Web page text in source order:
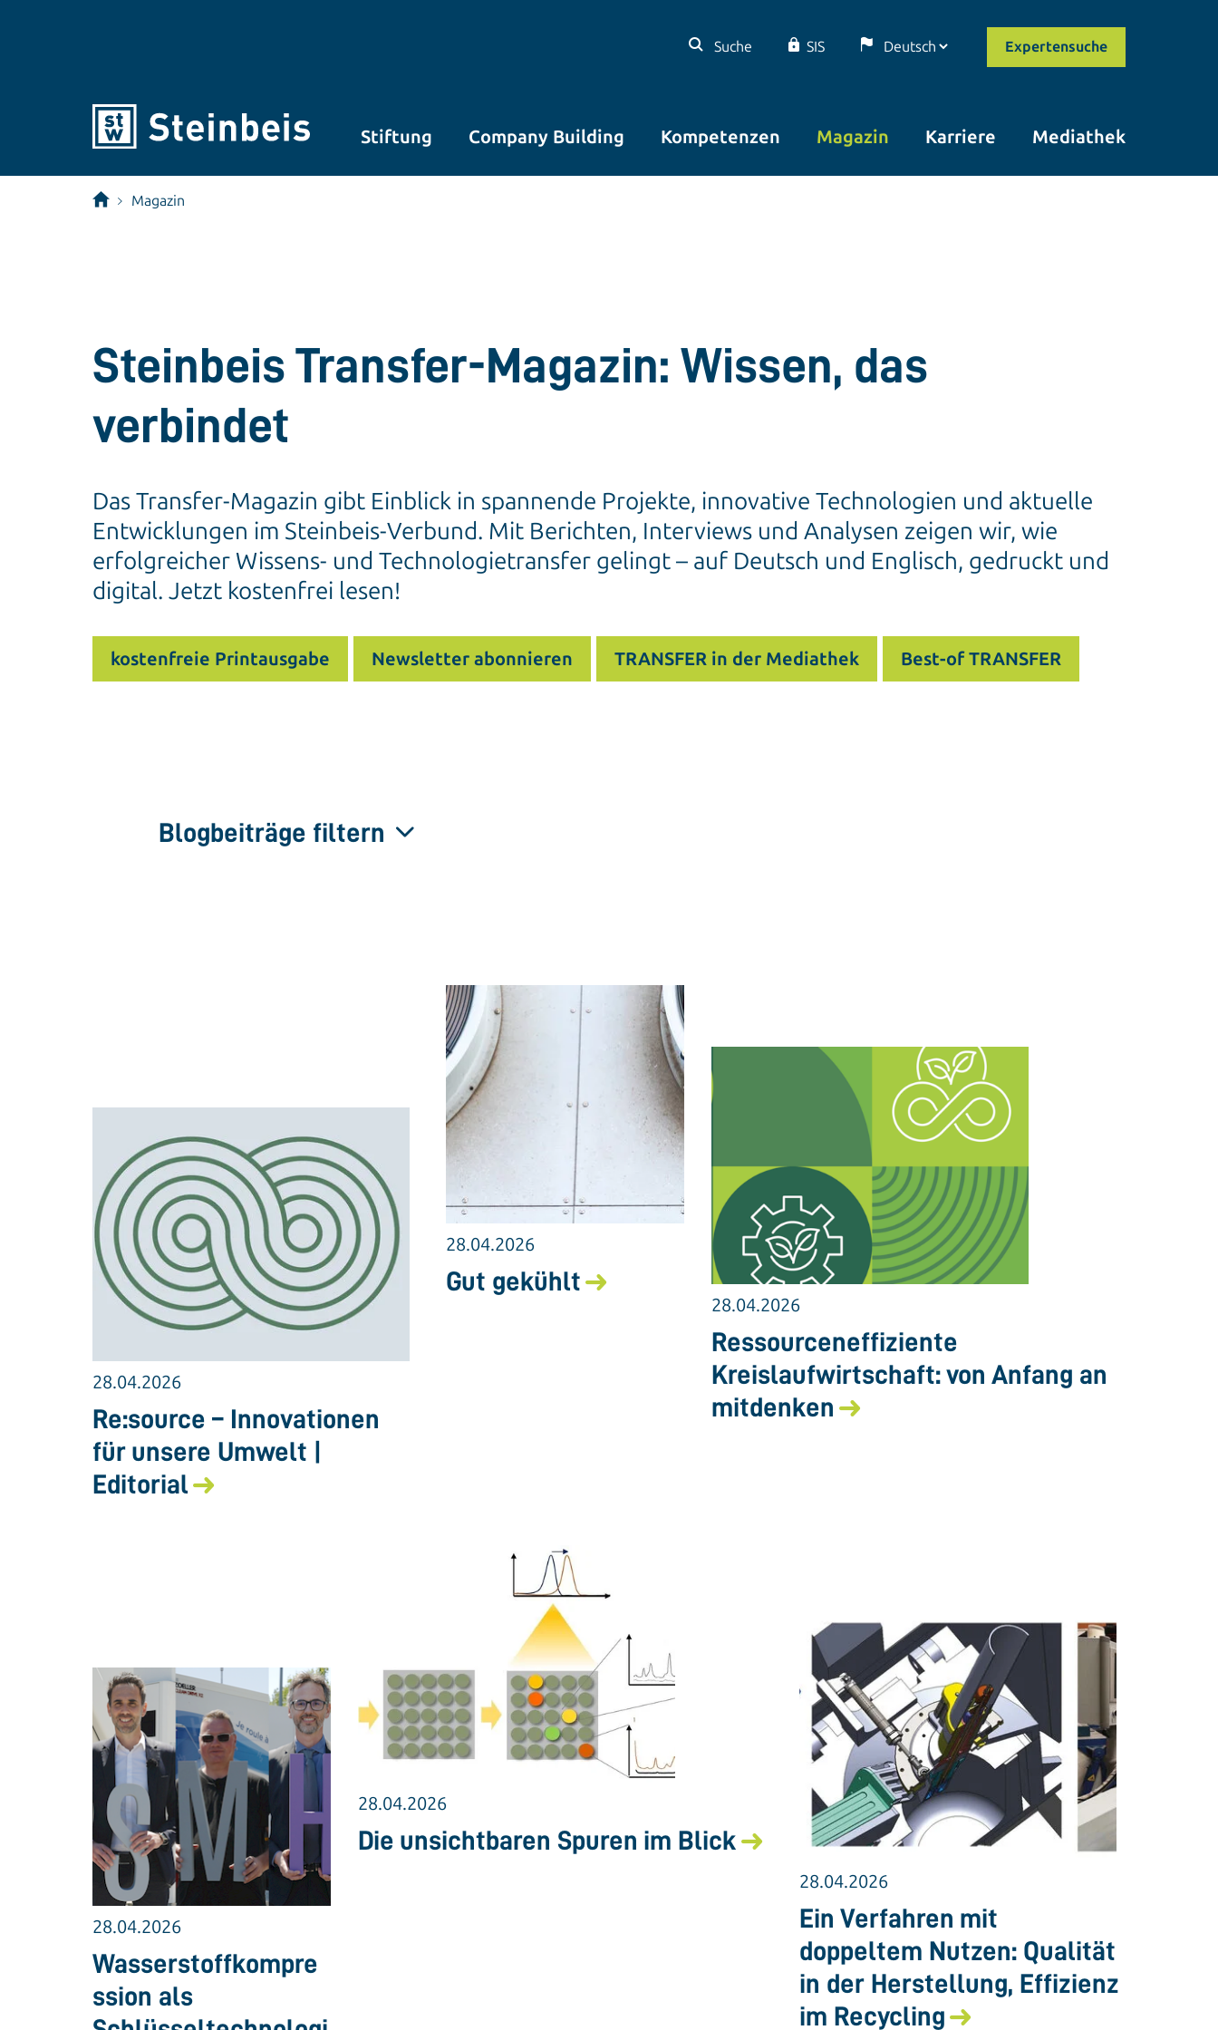
Suche SIS Expertensuche
Stiftung Company Building Kompetenzen Magazin Karriere Mediathek
Magazin
Steinbeis Transfer-Magazin: Wissen, das
verbindet
Das Transfer-Magazin gibt Einblick in spannende Projekte, innovative Technologien und aktuelle
Entwicklungen im Steinbeis-Verbund. Mit Berichten, Interviews und Analysen zeigen wir, wie
erfolgreicher Wissens- und Technologietransfer gelingt – auf Deutsch und Englisch, gedruckt und
digital. Jetzt kostenfrei lesen!
kostenfreie Printausgabe Newsletter abonnieren TRANSFER in der Mediathek Best-of TRANSFER
Blogbeiträge filtern
28.04.2026
Re:source – Innovationen
für unsere Umwelt |
Editorial
28.04.2026
Gut gekühlt
28.04.2026
Ressourceneffiziente
Kreislaufwirtschaft: von Anfang an
mitdenken
28.04.2026
Wasserstoffkompre
ssion als
28.04.2026
Die unsichtbaren Spuren im Blick
28.04.2026
Ein Verfahren mit
doppeltem Nutzen: Qualität
in der Herstellung, Effizienz
im Recycling